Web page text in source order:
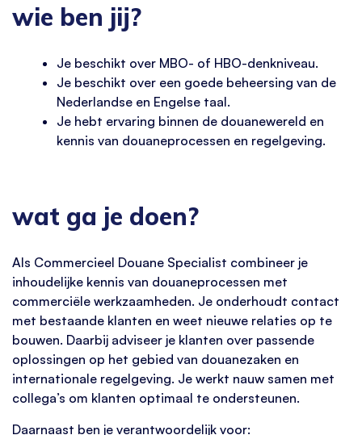
wie ben jij?
Je beschikt over MBO- of HBO-denkniveau.
Je beschikt over een goede beheersing van de
Nederlandse en Engelse taal.
Je hebt ervaring binnen de douanewereld en
kennis van douaneprocessen en regelgeving.
wat ga je doen?
Als Commercieel Douane Specialist combineer je
inhoudelijke kennis van douaneprocessen met
commerciële werkzaamheden. Je onderhoudt contact
met bestaande klanten en weet nieuwe relaties op te
bouwen. Daarbij adviseer je klanten over passende
oplossingen op het gebied van douanezaken en
internationale regelgeving. Je werkt nauw samen met
collega’s om klanten optimaal te ondersteunen.
Daarnaast ben je verantwoordelijk voor: